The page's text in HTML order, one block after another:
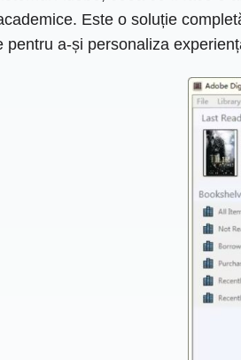
Este o soluție
pentru a-și personaliza